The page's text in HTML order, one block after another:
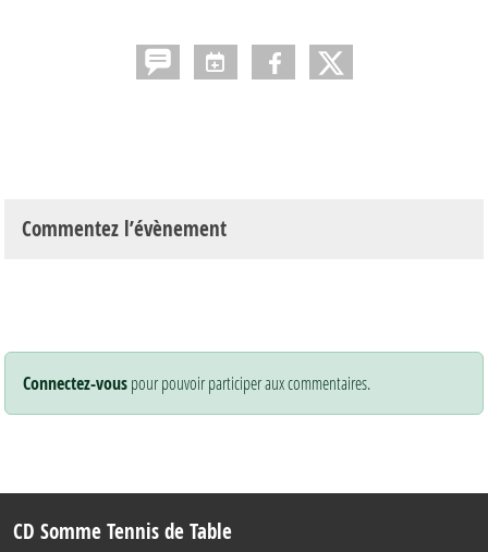
Commentez l’évènement
Connectez-vouspour pouvoir participer aux commentaires.
CD Somme Tennis de Table